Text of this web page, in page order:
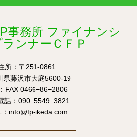
事務所 ファイナンシ
ンナーＣＦＰ
所：〒251-0861
県藤沢市大庭5600-19
FAX 0466−86−2806
話：090−5549−3821
：info@fp-ikeda.com